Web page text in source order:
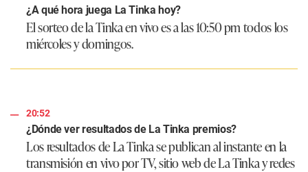
¿A qué hora juega La Tinka hoy?
El sorteo de la Tinka en vivo es a las 10:50 pm todos los
miércoles y domingos.
20:52
¿Dónde ver resultados de La Tinka premios?
Los resultados de La Tinka se publican al instante en la
transmisión en vivo por TV, sitio web de La Tinka y redes